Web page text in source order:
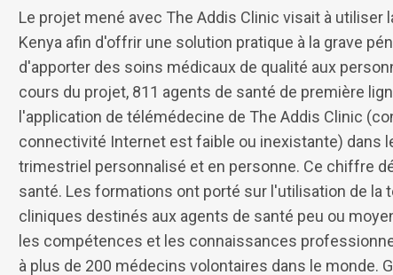
Le projet mené avec The Addis Clinic visait à
Kenya afin d'offrir une solution pratique à la grave
d'apporter des soins médicaux de qualité aux
cours du projet, 811 agents de santé de première
l'application de télémédecine de The Addis Clinic
connectivité Internet est faible ou inexistante) dans
trimestriel personnalisé et en personne. Ce chiffre
santé. Les formations ont porté sur l'utilisation de
cliniques destinés aux agents de santé peu ou
les compétences et les connaissances
à plus de 200 médecins volontaires dans le monde.